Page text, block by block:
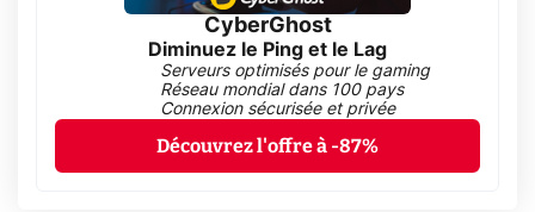
CyberGhost
Diminuez le Ping et le Lag
Serveurs optimisés pour le gaming
Réseau mondial dans 100 pays
Connexion sécurisée et privée
Découvrez l'offre à -87%